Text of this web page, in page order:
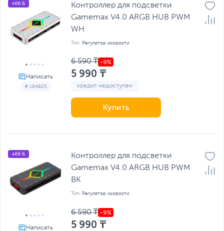
# 194925
+66 Б
Контроллер для подсветки
Gamemax V4.0 ARGB HUB PWM
WH
Тип: Регулятор скорости
6 590 ₸
5 990 ₸
кредит недоступен
Купить
+66 Б
Контроллер для подсветки
Gamemax V4.0 ARGB HUB PWM
BK
Тип: Регулятор скорости
6 590 ₸
5 990 ₸